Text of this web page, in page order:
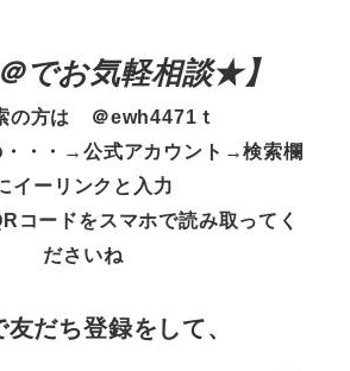
でお気軽相談★】
の方は ＠ewh4471ｔ
・・・→公式アカウント→検索欄
イーリンクと入力
コードをスマホで読み取ってく
ださいね
友だち登録をして、